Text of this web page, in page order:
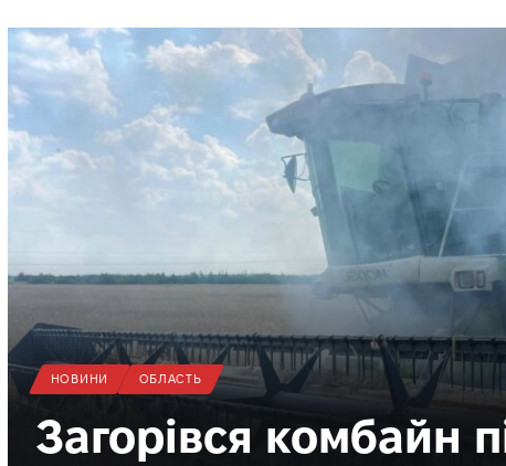
НОВИНИ ОБЛАСТЬ
Загорівся комбайн